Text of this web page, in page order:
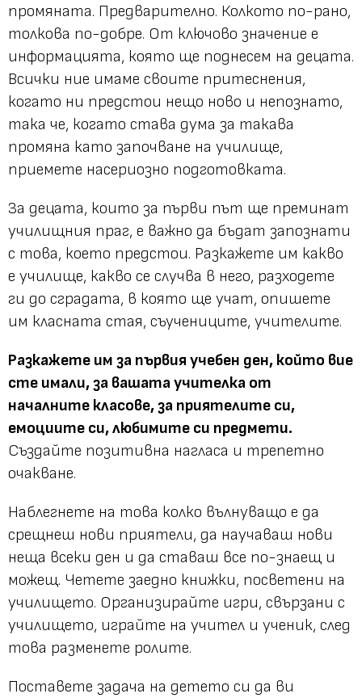
промяната. Предварително. Колкото по-рано,
толкова по-добре. От ключово значение е
информацията, която ще поднесем на децата.
Всички ние имаме своите притеснения,
когато ни предстои нещо ново и непознато,
така че, когато става дума за такава
промяна като започване на училище,
приемете насериозно подготовката.
За децата, които за първи път ще преминат
училищния праг, е важно да бъдат запознати
с това, което предстои. Разкажете им какво
е училище, какво се случва в него, разходете
ги до сградата, в която ще учат, опишете
им класната стая, съучениците, учителите.
Разкажете им за първия учебен ден, който вие
сте имали, за вашата учителка от
началните класове, за приятелите си,
емоциите си, любимите си предмети.
Създайте позитивна нагласа и трепетно
очакване.
Наблегнете на това колко вълнуващо е да
срещнеш нови приятели, да научаваш нови
неща всеки ден и да ставаш все по-знаещ и
можещ. Четете заедно книжки, посветени на
училището. Организирайте игри, свързани с
училището, играйте на учител и ученик, след
това разменете ролите.
Поставете задача на детето си да ви